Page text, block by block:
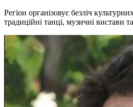
Регіон організовує безліч
традиційні танці, музичні вистави